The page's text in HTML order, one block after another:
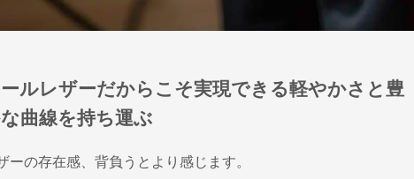
ルレザーだからこそ実現できる軽やかさと豊
曲線を持ち運ぶ
ーの存在感、背負うとより感じます。